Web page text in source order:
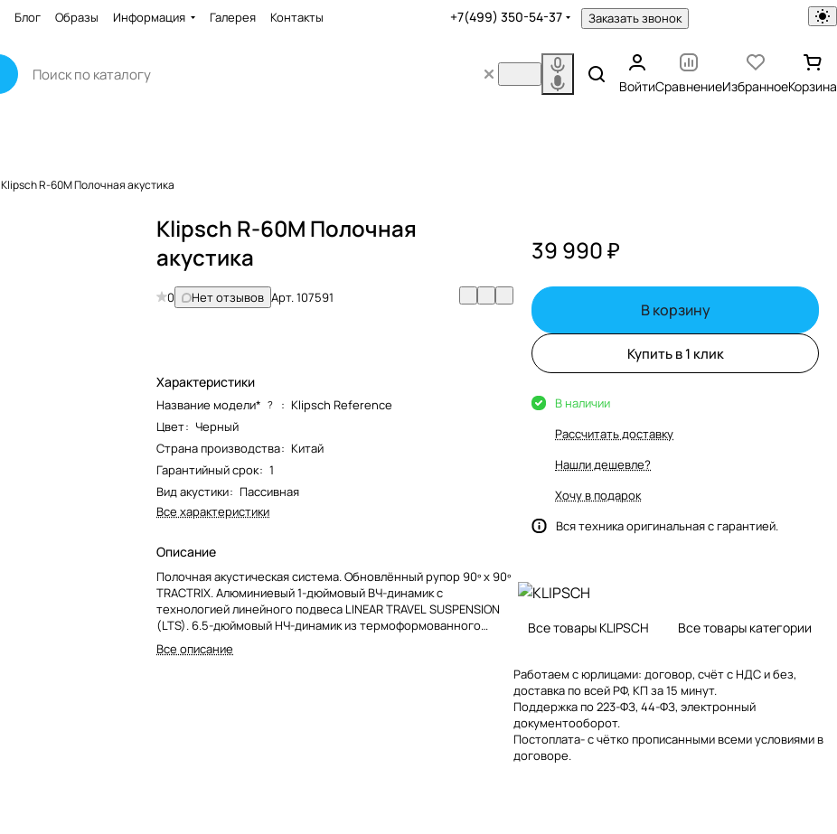
Блог Образы Информация Галерея Контакты +7(499) 350-54-37 Заказать звонок
ВойтиСравнениеИзбранноеКорзина
Klipsch R-60M Полочная акустика
Klipsch R-60M Полочная
акустика
0 Нет отзывов Арт.107591
Характеристики
Название модели* ? : Klipsch Reference
Цвет: Черный
Страна производства: Китай
Гарантийный срок: 1
Вид акустики: Пассивная
Все характеристики
Описание
Полочная акустическая система. Обновлённый рупор 90º x 90º
TRACTRIX. Алюминиевый 1-дюймовый ВЧ-динамик с
технологией линейного подвеса LINEAR TRAVEL SUSPENSION
(LTS). 6.5-дюймовый НЧ-динамик из термоформованного
кристаллического полимера (TCP).
Все описание
39 990 ₽
В корзину
Купить в 1 клик
В наличии
Рассчитать доставку
Нашли дешевле?
Хочу в подарок
Вся техника оригинальная с гарантией.
Все товары KLIPSCH Все товары категории
Работаем с юрлицами: договор, счёт с НДС и без,
доставка по всей РФ, КП за 15 минут.
Поддержка по 223-ФЗ, 44-ФЗ, электронный
документооборот.
Постоплата- с чётко прописанными всеми условиями в
договоре.